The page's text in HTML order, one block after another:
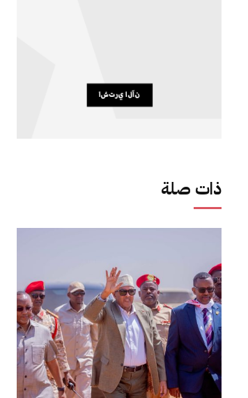
ذات صلة